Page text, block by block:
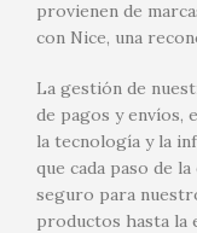
provienen de
con Nice, una
La gestión de
de pagos y envíos,
la tecnología y la
que cada paso de
seguro para
productos hasta la